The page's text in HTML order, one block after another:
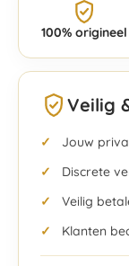
100% origineel
Veilig
Jouw
Discrete
Veilig
Klanten